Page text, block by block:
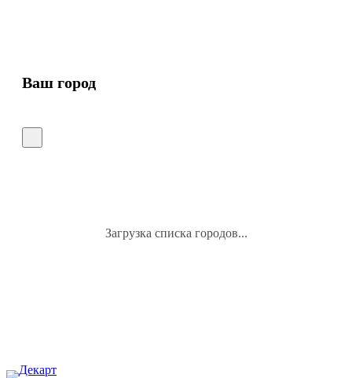
Ваш город
Загрузка списка городов...